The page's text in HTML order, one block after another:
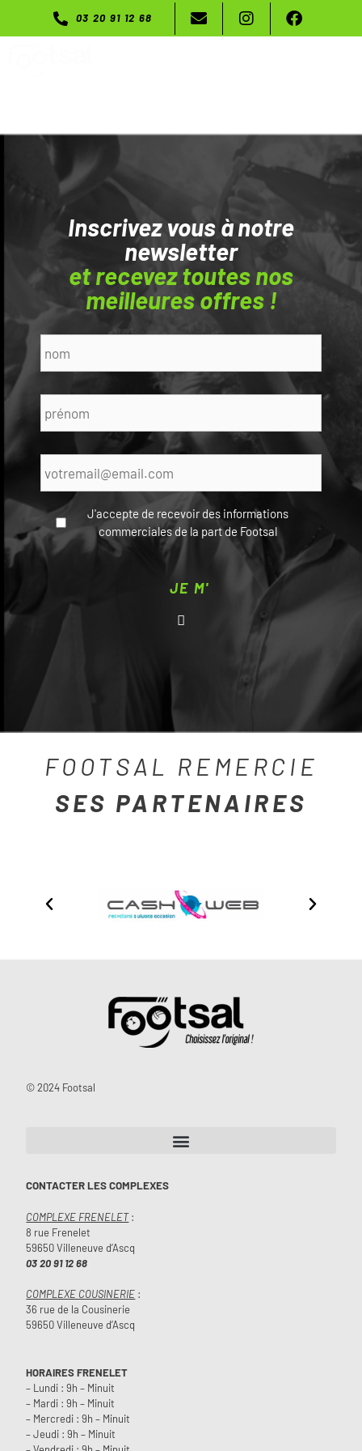
03 20 91 12 68
Inscrivez vous à notre
newsletter
et recevez toutes nos
meilleures offres !
Nom *
Prénom *
E-
J'accepte de recevoir des informations
commerciales de la part de Footsal
FOOTSAL REMERCIE
SES PARTENAIRES
© 2024 Footsal
CONTACTER LES COMPLEXES
COMPLEXE FRENELET:
8 rue Frenelet
59650 Villeneuve d’Ascq
03 20 91 12 68
COMPLEXE COUSINERIE :
36 rue de la Cousinerie
59650 Villeneuve d’Ascq
HORAIRES FRENELET
– Lundi : 9h – Minuit
– Mardi : 9h – Minuit
– Mercredi : 9h – Minuit
– Jeudi : 9h – Minuit